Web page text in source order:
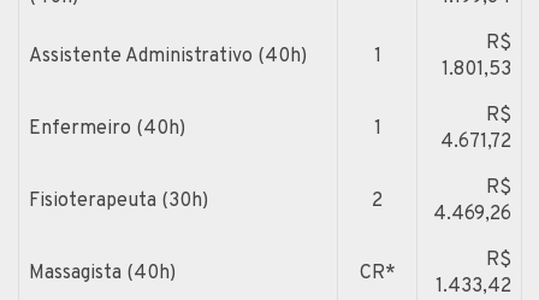
Assistente Administrativo (40h) 1
R$
1.801,53
Enfermeiro (40h) 1
R$
4.671,72
Fisioterapeuta (30h) 2
R$
4.469,26
Massagista (40h) CR*
R$
1.433,42